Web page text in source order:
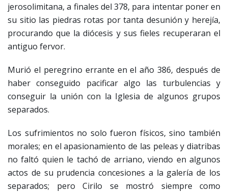
jerosolimitana, a finales del 378, para intentar poner en
su sitio las piedras rotas por tanta desunión y herejía,
procurando que la diócesis y sus fieles recuperaran el
antiguo fervor.
Murió el peregrino errante en el año 386, después de
haber conseguido pacificar algo las turbulencias y
conseguir la unión con la Iglesia de algunos grupos
separados.
Los sufrimientos no solo fueron físicos, sino también
morales; en el apasionamiento de las peleas y diatribas
no faltó quien le tachó de arriano, viendo en algunos
actos de su prudencia concesiones a la galería de los
separados; pero Cirilo se mostró siempre como